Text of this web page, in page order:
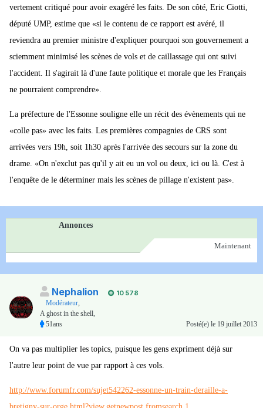
vertement critiqué pour avoir exagéré les faits. De son côté, Eric Ciotti,
député UMP, estime que «si le contenu de ce rapport est avéré, il
reviendra au premier ministre d'expliquer pourquoi son gouvernement a
sciemment minimisé les scènes de vols et de caillassage qui ont suivi
l'accident. Il s'agirait là d'une faute politique et morale que les Français
ne pourraient comprendre».
La préfecture de l'Essonne souligne elle un récit des évènements qui ne
«colle pas» avec les faits. Les premières compagnies de CRS sont
arrivées vers 19h, soit 1h30 après l'arrivée des secours sur la zone du
drame. «On n'exclut pas qu'il y ait eu un vol ou deux, ici ou là. C'est à
l'enquête de le déterminer mais les scènes de pillage n'existent pas».
Annonces
Maintenant
Nephalion
10 578
Modérateur,
A ghost in the shell,
51ans
Posté(e) le 19 juillet 2013
On va pas multiplier les topics, puisque les gens expriment déjà sur
l'autre leur point de vue par rapport à ces vols.
http://www.forumfr.com/sujet542262-essonne-un-train-deraille-a-